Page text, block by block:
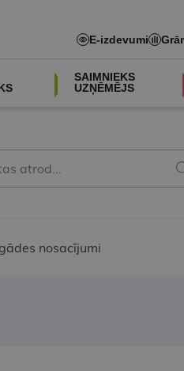
E-izdevumi
SAIMNIEKS
UZŅĒMĒJS
nosacījumi